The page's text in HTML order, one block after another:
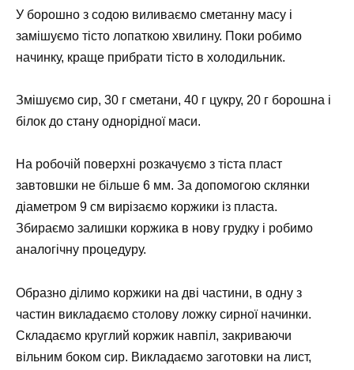
У борошно з содою виливаємо сметанну масу і
замішуємо тісто лопаткою хвилину. Поки робимо
начинку, краще прибрати тісто в холодильник.
Змішуємо сир, 30 г сметани, 40 г цукру, 20 г борошна і
білок до стану однорідної маси.
На робочій поверхні розкачуємо з тіста пласт
завтовшки не більше 6 мм. За допомогою склянки
діаметром 9 см вирізаємо коржики із пласта.
Збираємо залишки коржика в нову грудку і робимо
аналогічну процедуру.
Образно ділимо коржики на дві частини, в одну з
частин викладаємо столову ложку сирної начинки.
Складаємо круглий коржик навпіл, закриваючи
вільним боком сир. Викладаємо заготовки на лист,